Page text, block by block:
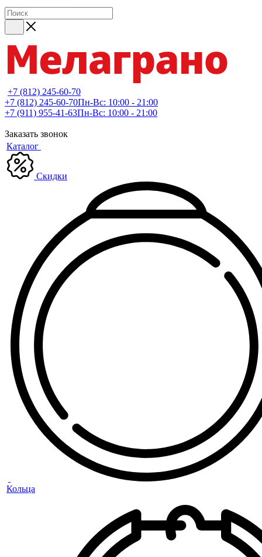
+7 (812) 245-60-70
+7 (812) 245-60-70Пн-Вс: 10:00 - 21:00
+7 (911) 955-41-63Пн-Вс: 10:00 - 21:00
Заказать звонок
Каталог
Скидки
Кольца